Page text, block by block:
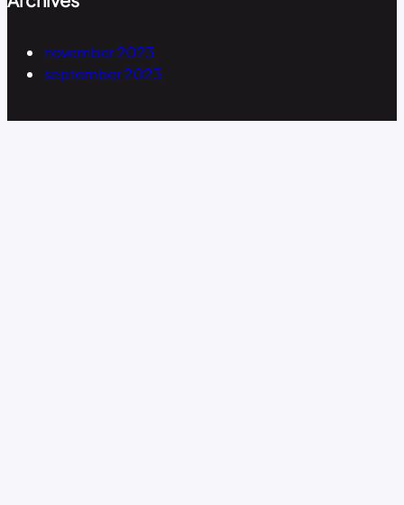
november 2023
september 2023